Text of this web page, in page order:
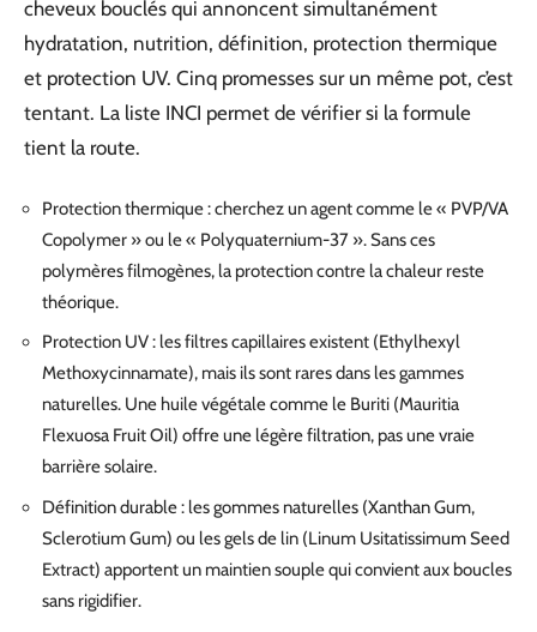
cheveux bouclés qui annoncent simultanément
hydratation, nutrition, définition, protection thermique
et protection UV. Cinq promesses sur un même pot, c’est
tentant. La liste INCI permet de vérifier si la formule
tient la route.
Protection thermique : cherchez un agent comme le « PVP/VA
Copolymer » ou le « Polyquaternium-37 ». Sans ces
polymères filmogènes, la protection contre la chaleur reste
théorique.
Protection UV : les filtres capillaires existent (Ethylhexyl
Methoxycinnamate), mais ils sont rares dans les gammes
naturelles. Une huile végétale comme le Buriti (Mauritia
Flexuosa Fruit Oil) offre une légère filtration, pas une vraie
barrière solaire.
Définition durable : les gommes naturelles (Xanthan Gum,
Sclerotium Gum) ou les gels de lin (Linum Usitatissimum Seed
Extract) apportent un maintien souple qui convient aux boucles
sans rigidifier.